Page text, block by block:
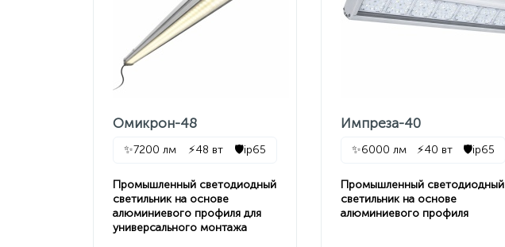
Омикрон-48
✨7200 лм ⚡48 вт 🛡️ip65
Промышленный светодиодный
светильник на основе
алюминиевого профиля для
универсального монтажа
Импреза-40
✨6000 лм ⚡40 вт 🛡️ip65
Промышленный светодиодный
светильник на основе
алюминиевого профиля